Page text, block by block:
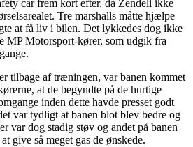
car frem kort efter, da Zendeli ikke
Tre marshalls måtte hjælpe
at få liv i bilen. Det lykkedes dog ikke
MP Motorsport-kører, som udgik fra
tilbage af træningen, var banen kommet
at de begyndte på de hurtige
inden dette havde presset godt
var tydligt at banen blot blev bedre og
var dog stadig støv og andet på banen
give så meget gas de ønskede.